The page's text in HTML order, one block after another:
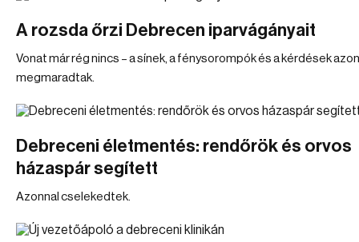
A rozsda őrzi Debrecen iparvágányait
Vonat már rég nincs – a sínek, a fénysorompók és a kérdések
megmaradtak.
Debreceni életmentés: rendőrök és orvos
házaspár segített
Azonnal cselekedtek.